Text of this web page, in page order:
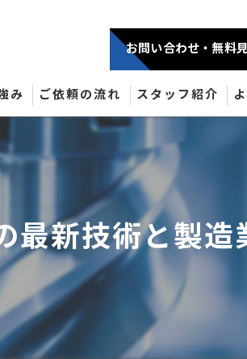
お問い合わせ・無料
み ご依頼の流れ スタッフ紹介
最新技術と製造